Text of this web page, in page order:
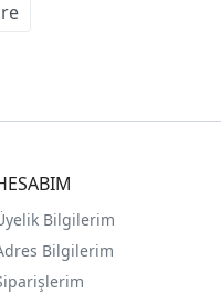
Bilgilerim
Bilgilerim